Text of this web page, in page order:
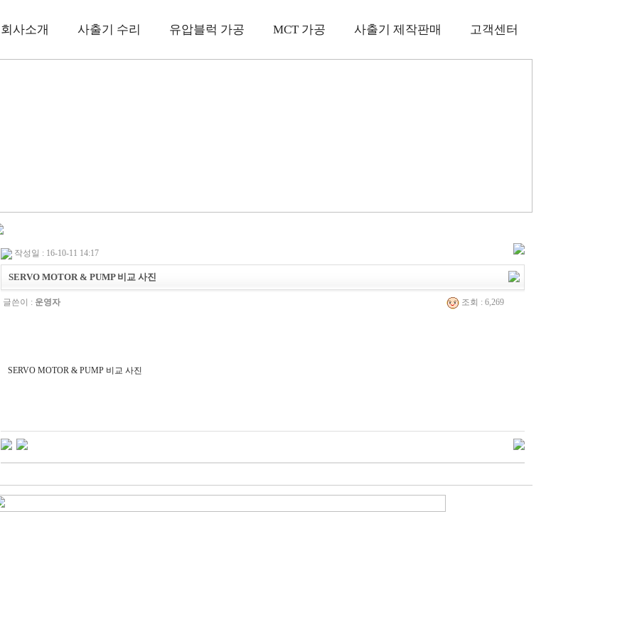
회사소개 사출기 수리 유압블럭 가공 MCT 가공 사출기 제작판매 고객센터
작성일 : 16-10-11 14:17
SERVO MOTOR & PUMP 비교 사진
글쓴이 : 운영자 조회 : 6,269
SERVO MOTOR & PUMP 비교 사진